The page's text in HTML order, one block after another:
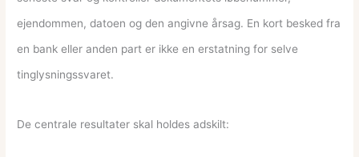
ejendommen, datoen og den angivne årsag. En kort besked fra
en bank eller anden part er ikke en erstatning for selve
tinglysningssvaret.
De centrale resultater skal holdes adskilt: